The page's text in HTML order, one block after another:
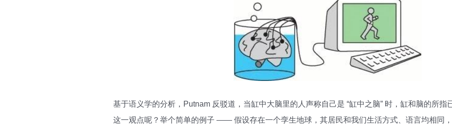
基于语义学的分析，Putnam 反驳道，当缸中大脑里的人声称自己是 “缸中之脑” 时，缸和脑的所指
这一观点呢？举个简单的例子 —— 假设存在一个孪生地球，其居民和我们生活方式、语言均相同，